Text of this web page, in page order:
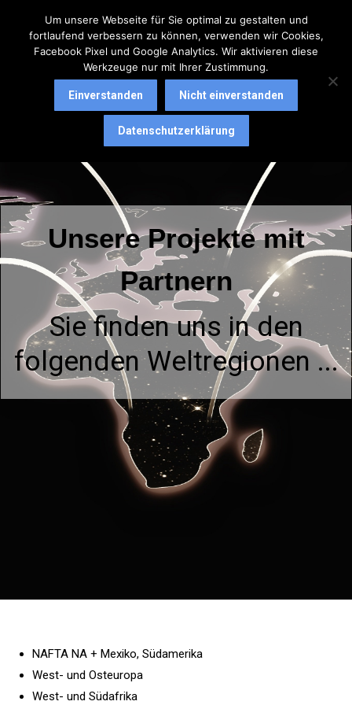
Unsere Projekte mit
Partnern
Sie finden uns in den
folgenden Weltregionen ...
NAFTA NA + Mexiko, Südamerika
West- und Osteuropa
West- und Südafrika
Um unsere Webseite für Sie optimal zu gestalten und
fortlaufend verbessern zu können, verwenden wir Cookies,
Facebook Pixel und Google Analytics. Wir aktivieren diese
Werkzeuge nur mit Ihrer Zustimmung.
Einverstanden Nicht einverstanden
Datenschutzerklärung